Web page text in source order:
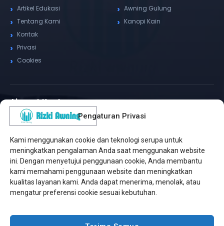
Pengaturan Privasi
Kami menggunakan cookie dan teknologi serupa untuk
meningkatkan pengalaman Anda saat menggunakan website
ini. Dengan menyetujui penggunaan cookie, Anda membantu
kami memahami penggunaan website dan meningkatkan
kualitas layanan kami. Anda dapat menerima, menolak, atau
mengatur preferensi cookie sesuai kebutuhan.
Artikel Edukasi
Tentang Kami
Kontak
Privasi
Cookies
Awning Gulung
Kanopi Kain
Alamat Kantor
✆ WhatsApp / Telepon
Pusat Sukabumi
Sukamanis, Kadudampit, Sukabumi
Cabang Jakarta
Kembangan, Jakarta Barat
Sektor A3, Tangerang Selatan